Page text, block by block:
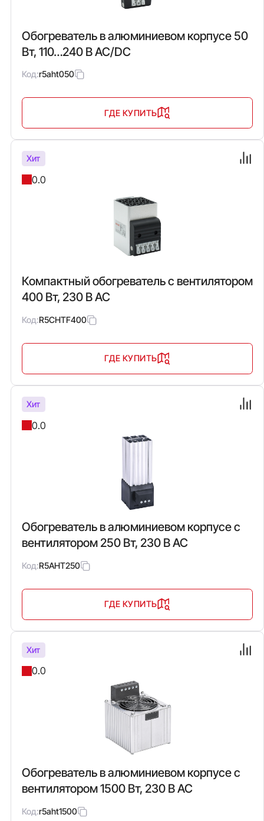
Обогреватель в алюминиевом корпусе 50
Вт, 110…240 В AC/DC
Код:r5aht050
ГДЕ КУПИТЬ
Хит
0.0
Компактный обогреватель с вентилятором
400 Вт, 230 В AC
Код:R5CHTF400
ГДЕ КУПИТЬ
Хит
0.0
Обогреватель в алюминиевом корпусе с
вентилятором 250 Вт, 230 В AC
Код:R5AHT250
ГДЕ КУПИТЬ
Хит
0.0
Обогреватель в алюминиевом корпусе с
вентилятором 1500 Вт, 230 В AC
Код:r5aht1500